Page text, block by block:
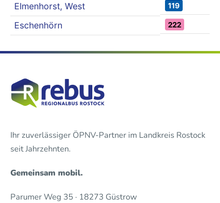
Elmenhorst, West 119
Eschenhörn 222
Ihr zuverlässiger ÖPNV-Partner im Landkreis Rostock
seit Jahrzehnten.
Gemeinsam mobil.
Parumer Weg 35 · 18273 Güstrow